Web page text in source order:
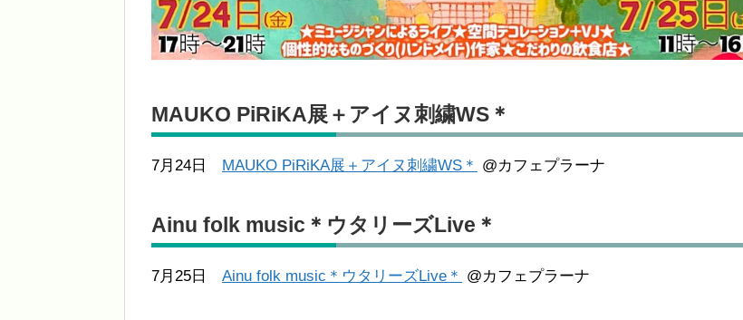
MAUKO PiRiKA展＋アイヌ刺繍WS＊
7月24日 MAUKO PiRiKA展＋アイヌ刺繍WS＊ @カフェプラーナ
Ainu folk music＊ウタリーズLive＊
7月25日 Ainu folk music＊ウタリーズLive＊ @カフェプラーナ